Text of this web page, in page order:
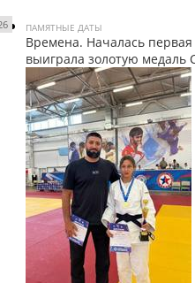
ПАМЯТНЫЕ ДАТЫ
Времена. Началась
выиграла золотую медаль